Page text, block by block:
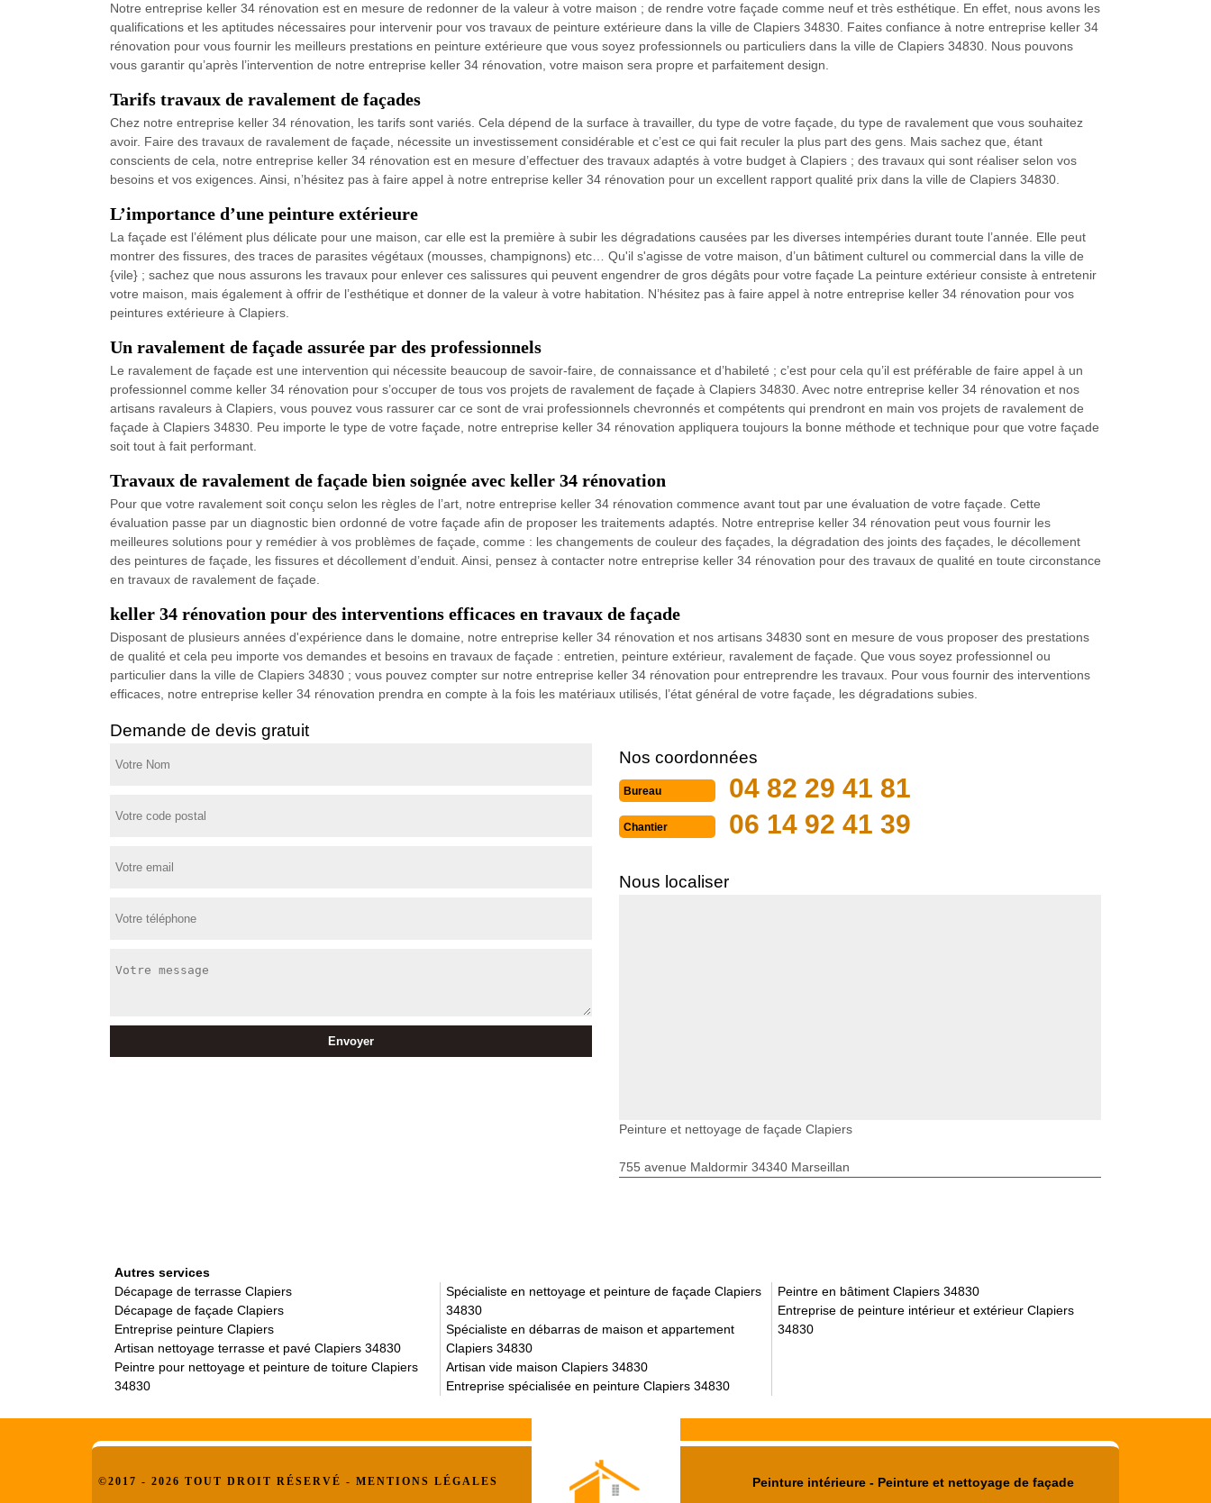
Notre entreprise keller 34 rénovation est en mesure de redonner de la valeur à votre maison ; de rendre votre façade comme neuf et très esthétique. En effet, nous avons les
qualifications et les aptitudes nécessaires pour intervenir pour vos travaux de peinture extérieure dans la ville de Clapiers 34830. Faites confiance à notre entreprise keller 34
rénovation pour vous fournir les meilleurs prestations en peinture extérieure que vous soyez professionnels ou particuliers dans la ville de Clapiers 34830. Nous pouvons
vous garantir qu’après l’intervention de notre entreprise keller 34 rénovation, votre maison sera propre et parfaitement design.
Tarifs travaux de ravalement de façades
Chez notre entreprise keller 34 rénovation, les tarifs sont variés. Cela dépend de la surface à travailler, du type de votre façade, du type de ravalement que vous souhaitez
avoir. Faire des travaux de ravalement de façade, nécessite un investissement considérable et c’est ce qui fait reculer la plus part des gens. Mais sachez que, étant
conscients de cela, notre entreprise keller 34 rénovation est en mesure d’effectuer des travaux adaptés à votre budget à Clapiers ; des travaux qui sont réaliser selon vos
besoins et vos exigences. Ainsi, n’hésitez pas à faire appel à notre entreprise keller 34 rénovation pour un excellent rapport qualité prix dans la ville de Clapiers 34830.
L’importance d’une peinture extérieure
La façade est l’élément plus délicate pour une maison, car elle est la première à subir les dégradations causées par les diverses intempéries durant toute l’année. Elle peut
montrer des fissures, des traces de parasites végétaux (mousses, champignons) etc… Qu'il s'agisse de votre maison, d’un bâtiment culturel ou commercial dans la ville de
{vile} ; sachez que nous assurons les travaux pour enlever ces salissures qui peuvent engendrer de gros dégâts pour votre façade La peinture extérieur consiste à entretenir
votre maison, mais également à offrir de l’esthétique et donner de la valeur à votre habitation. N’hésitez pas à faire appel à notre entreprise keller 34 rénovation pour vos
peintures extérieure à Clapiers.
Un ravalement de façade assurée par des professionnels
Le ravalement de façade est une intervention qui nécessite beaucoup de savoir-faire, de connaissance et d’habileté ; c’est pour cela qu’il est préférable de faire appel à un
professionnel comme keller 34 rénovation pour s’occuper de tous vos projets de ravalement de façade à Clapiers 34830. Avec notre entreprise keller 34 rénovation et nos
artisans ravaleurs à Clapiers, vous pouvez vous rassurer car ce sont de vrai professionnels chevronnés et compétents qui prendront en main vos projets de ravalement de
façade à Clapiers 34830. Peu importe le type de votre façade, notre entreprise keller 34 rénovation appliquera toujours la bonne méthode et technique pour que votre façade
soit tout à fait performant.
Travaux de ravalement de façade bien soignée avec keller 34 rénovation
Pour que votre ravalement soit conçu selon les règles de l’art, notre entreprise keller 34 rénovation commence avant tout par une évaluation de votre façade. Cette
évaluation passe par un diagnostic bien ordonné de votre façade afin de proposer les traitements adaptés. Notre entreprise keller 34 rénovation peut vous fournir les
meilleures solutions pour y remédier à vos problèmes de façade, comme : les changements de couleur des façades, la dégradation des joints des façades, le décollement
des peintures de façade, les fissures et décollement d’enduit. Ainsi, pensez à contacter notre entreprise keller 34 rénovation pour des travaux de qualité en toute circonstance
en travaux de ravalement de façade.
keller 34 rénovation pour des interventions efficaces en travaux de façade
Disposant de plusieurs années d'expérience dans le domaine, notre entreprise keller 34 rénovation et nos artisans 34830 sont en mesure de vous proposer des prestations
de qualité et cela peu importe vos demandes et besoins en travaux de façade : entretien, peinture extérieur, ravalement de façade. Que vous soyez professionnel ou
particulier dans la ville de Clapiers 34830 ; vous pouvez compter sur notre entreprise keller 34 rénovation pour entreprendre les travaux. Pour vous fournir des interventions
efficaces, notre entreprise keller 34 rénovation prendra en compte à la fois les matériaux utilisés, l’état général de votre façade, les dégradations subies.
Demande de devis gratuit
Nos coordonnées
Bureau 04 82 29 41 81
Chantier 06 14 92 41 39
Nous localiser
Peinture et nettoyage de façade Clapiers
755 avenue Maldormir 34340 Marseillan
Autres services
Décapage de terrasse Clapiers
Décapage de façade Clapiers
Entreprise peinture Clapiers
Artisan nettoyage terrasse et pavé Clapiers 34830
Peintre pour nettoyage et peinture de toiture Clapiers
34830
Spécialiste en nettoyage et peinture de façade Clapiers
34830
Spécialiste en débarras de maison et appartement
Clapiers 34830
Artisan vide maison Clapiers 34830
Entreprise spécialisée en peinture Clapiers 34830
Peintre en bâtiment Clapiers 34830
Entreprise de peinture intérieur et extérieur Clapiers
34830
©2017 - 2026 TOUT DROIT RÉSERVÉ - MENTIONS LÉGALES Peinture intérieure - Peinture et nettoyage de façade